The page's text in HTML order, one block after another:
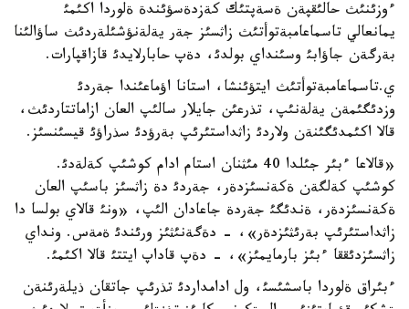
ءوزئنئث حالئقپةن ةسةپتئك كةزدةسؤئندة ةلوردا اكئمئ
يمانعالي تاسماعامبةتوأتئث زاثسئز جةر يةلةنؤشئلةردئث ساؤالئنا
بةرگةن جاؤابئ وسئنداي بولدئ، دةپ حابارلايدئ قازاقپارات.
ي.تاسماعامبةتوأتئث ايتؤئنشا، استانا اؤماعئندا جةردئ
وزدئگئمةن يةلةنئپ، تذرعئن جايلار سالئپ العان ازاماتتاردئث،
قالا اكئمدئگئنةن ولاردئ زاثداستئرئپ بةرؤدئ سذراؤئ قيسئنسئز.
«قالاعا ءبئر جئلدا 40 مئثنان استام ادام كوشئپ كةلةدئ.
كوشئپ كةلگةن ةكةنسئزدةر، جةردئ دة زاثسئز باسئپ العان
ةكةنسئزدةر، ةندئگئ جةردة جاعادان الئپ، «ونئ قالاي بولسا دا
زاثداستئرئپ بةرئثئزدةر»، - دةگةنئثئز ورئندئ ةمةس. ونداي
زاثسئزدئققا ءبئز بارمايمئز»، - دةپ قاداپ ايتتئ قالا اكئمئ.
ءبئراق ةلوردا باسشئسئ، ول ادامداردئ تذرئپ جاتقان ذيلةرئنةن